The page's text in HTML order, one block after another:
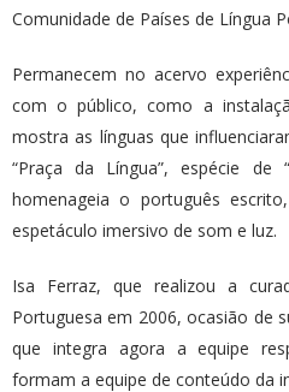
Comunidade de Países de Língua
Permanecem no acervo
com o público, como a
mostra as línguas que
“Praça da Língua”, espécie de
homenageia o português
espetáculo imersivo de som e luz.
Isa Ferraz, que realizou a
Portuguesa em 2006, ocasião de
que integra agora a equipe
formam a equipe de conteúdo da